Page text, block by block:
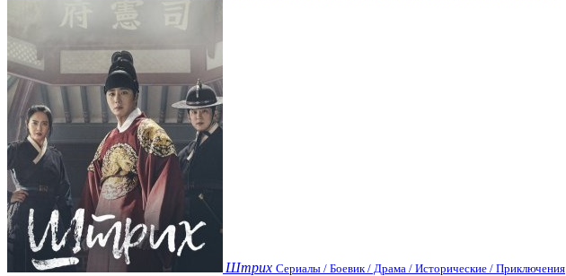
Штрих Сериалы / Боевик / Драма / Исторические / Приключения